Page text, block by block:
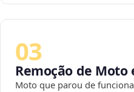
03
Remoção de Moto
Moto que parou de